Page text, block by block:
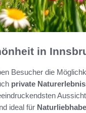
in
Besucher die
private
ideal für